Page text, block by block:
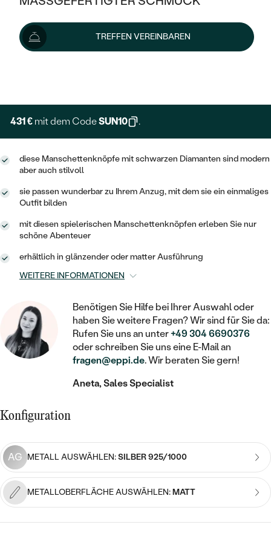
KLASSISCH
MEMOIRE
VINTAGE
AUSSERGEWÖHNLICHE
GEHÄMMERTE
MIT FÜLLUNG
IM SET
NACH PREIS
MIT MEHREREN DIAMANTEN
HALO
VINTAGE
IM SET
AUSSERGEWÖHNLICH
GESTALTE EINEN RING
WÄHLE EINEN RING
DIAMANTEN ZUM EINFASSEN
EINFASSEN
FARBIGE DIAMANTEN ZUM EINFASSEN
MIT LAB GROWN DIAMANT
MIT MOISSANIT
MIT FARBIGEN DIAMANTEN
AUSVERKAUF
WENN SCHMUCK HILFT
OHRRINGE
ANHÄNGER / KETTEN
ARMBÄNDER
SCHMUCKSET
HERRENSCHMUCK
BROSCHEN
SCHMUCKZUBEHÖR
NACH MATERIAL
GOLD
SILBER
PLATIN
NACH STEIN
PLATIN
OHRSTECKER
MINIMALISTISCHE
OHRHÄNGER
SOLITÄR
HERZ
KINDER
PIERCINGS
NACH STEIN
NACH PREIS
PREISWERTE
LUXURIÖSE
GOLD
SILBER
NACH STYL
ZUR GEBURT EINES KINDES
PERSONALISIERT
MIT STERNZEICHEN
MINIMALISTISCH
KETTEN
HERZKETTEN
MIT TIEREN
NACH EDELSTEIN
MIT DIAMANT
MIT EDELSTEIN
PERLENKETTEN
AUSVERKAUF
SILBER
NACH STYL
MINIMALISTISCHE
STATEMENT
SIEGELRINGE
PERSONALISIERT
NACH EDELSTEIN
MIT EDELSTEIN
PERLENRINGE
NACH PREIS
TREFFEN VEREINBAREN
479 €
Wir liefern den Schmuck innerhalb von 3 - 4 Wochen.
Lieferoptionen
431 € mit dem CodeSUN10 .
diese Manschettenknöpfe mit schwarzen Diamanten sind modern
aber auch stilvoll
sie passen wunderbar zu Ihrem Anzug, mit dem sie ein einmaliges
Outfit bilden
mit diesen spielerischen Manschettenknöpfen erleben Sie nur
schöne Abenteuer
erhältlich in glänzender oder matter Ausführung
WEITERE INFORMATIONEN
Benötigen Sie Hilfe bei Ihrer Auswahl oder
haben Sie weitere Fragen? Wir sind für Sie da:
Rufen Sie uns an unter+49 304 6690376
oder schreiben Sie uns eine E-Mail an
fragen@eppi.de. Wir beraten Sie gern!
Aneta, Sales Specialist
Konfiguration
AG METALL AUSWÄHLEN:SILBER 925/1000
METALLOBERFLÄCHE AUSWÄHLEN:MATT